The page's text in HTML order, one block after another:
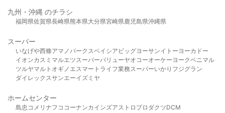
九州・沖縄 のチラシ
福岡県佐賀県長崎県熊本県大分県宮崎県鹿児島県沖縄県
スーパー
いなげや西條アマノパークスベイシア ビッグヨーサンイトーヨーカドー
イオンカスミ マルエツスーパーバリューヤオコーオーケー ヨークベニマル
ツルヤマルト オギノ エスマート ライフ業務スーパーいかり フジグラン
ダイレックスサンエーイズミヤ
ホームセンター
島忠 コメリ ナフコ コーナンカインズアストロプロダクツDCM